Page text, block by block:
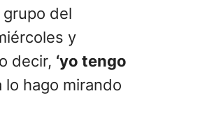
grupo del
y
decir, ‘yo tengo
hago mirando